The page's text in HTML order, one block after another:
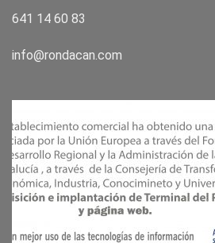
641 14 60 83
info@rondacan.com